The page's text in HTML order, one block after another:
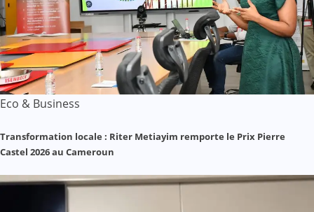
Eco & Business
Transformation locale : Riter Metiayim remporte le Prix Pierre
Castel 2026 au Cameroun